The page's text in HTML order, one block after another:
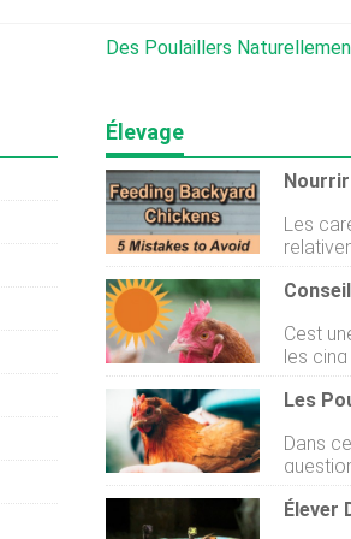
Des Poulaillers Naturellement Plus Sucrés Et
Élevage
Les
de
Les
la
poulets
nous
Cest
les
frais en
de
être
de la
Dans
poulets
Élever